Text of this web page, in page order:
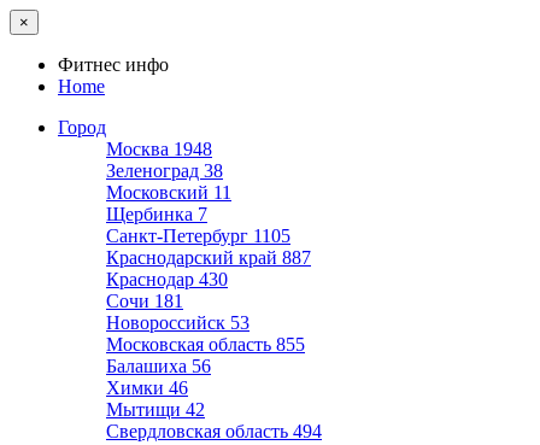
×
Фитнес инфо
Home
Город
Москва 1948
Зеленоград 38
Московский 11
Щербинка 7
Санкт-Петербург 1105
Краснодарский край 887
Краснодар 430
Сочи 181
Новороссийск 53
Московская область 855
Балашиха 56
Химки 46
Мытищи 42
Свердловская область 494